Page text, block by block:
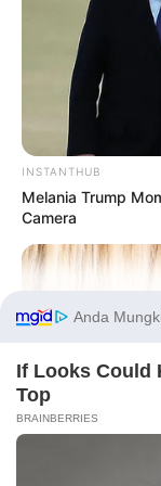
PRIVACY POLICY
INSTANTHUB
Melania Trump
Camera
Before You Go